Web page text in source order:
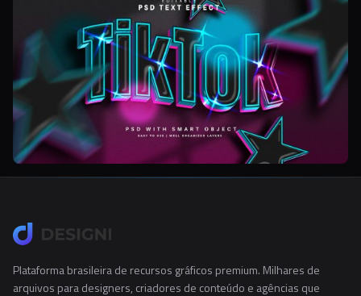
Plataforma brasileira de recursos gráficos premium. Milhares de
arquivos para designers, criadores de conteúdo e agências que